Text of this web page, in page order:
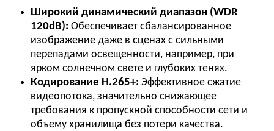
Широкий динамический диапазон (WDR
120dB): Обеспечивает сбалансированное
изображение даже в сценах с сильными
перепадами освещенности, например, при
ярком солнечном свете и глубоких тенях.
Кодирование H.265+: Эффективное сжатие
видеопотока, значительно снижающее
требования к пропускной способности сети и
объему хранилища без потери качества.